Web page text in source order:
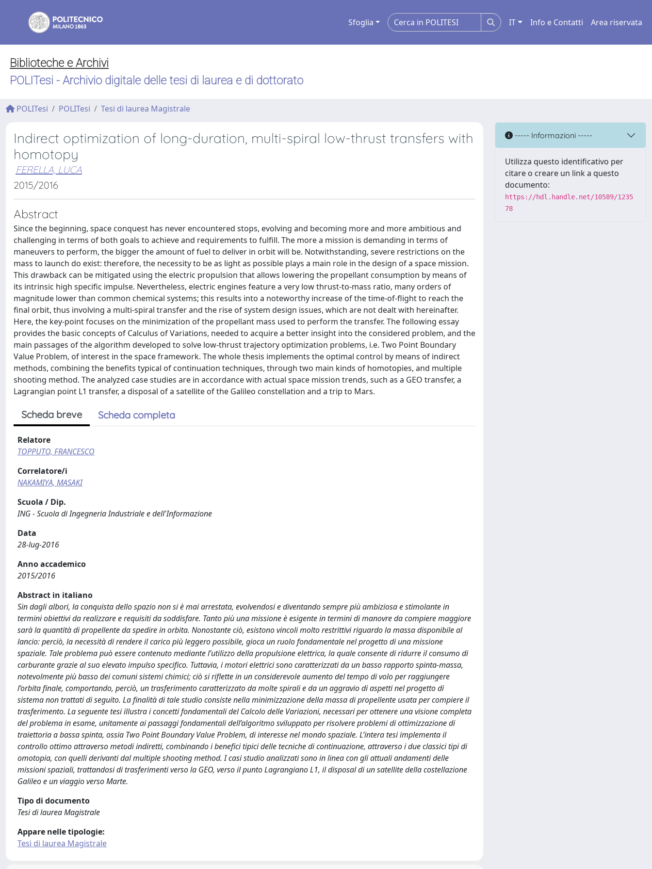
Sfoglia IT Info e Contatti Area riservata
Biblioteche e Archivi
POLITesi - Archivio digitale delle tesi di laurea e di dottorato
POLITesi POLITesi Tesi di laurea Magistrale
Indirect optimization of long-duration, multi-spiral low-thrust transfers with
homotopy
FERELLA, LUCA
2015/2016
Abstract
Since the beginning, space conquest has never encountered stops, evolving and becoming more and more ambitious and
challenging in terms of both goals to achieve and requirements to fulfill. The more a mission is demanding in terms of
maneuvers to perform, the bigger the amount of fuel to deliver in orbit will be. Notwithstanding, severe restrictions on the
mass to launch do exist: therefore, the necessity to be as light as possible plays a main role in the design of a space mission.
This drawback can be mitigated using the electric propulsion that allows lowering the propellant consumption by means of
its intrinsic high specific impulse. Nevertheless, electric engines feature a very low thrust-to-mass ratio, many orders of
magnitude lower than common chemical systems; this results into a noteworthy increase of the time-of-flight to reach the
final orbit, thus involving a multi-spiral transfer and the rise of system design issues, which are not dealt with hereinafter.
Here, the key-point focuses on the minimization of the propellant mass used to perform the transfer. The following essay
provides the basic concepts of Calculus of Variations, needed to acquire a better insight into the considered problem, and the
main passages of the algorithm developed to solve low-thrust trajectory optimization problems, i.e. Two Point Boundary
Value Problem, of interest in the space framework. The whole thesis implements the optimal control by means of indirect
methods, combining the benefits typical of continuation techniques, through two main kinds of homotopies, and multiple
shooting method. The analyzed case studies are in accordance with actual space mission trends, such as a GEO transfer, a
Lagrangian point L1 transfer, a disposal of a satellite of the Galileo constellation and a trip to Mars.
Scheda breve Scheda completa
Relatore
TOPPUTO, FRANCESCO
Correlatore/i
NAKAMIYA, MASAKI
Scuola / Dip.
ING - Scuola di Ingegneria Industriale e dell'Informazione
Data
28-lug-2016
Anno accademico
2015/2016
Abstract in italiano
Sin dagli albori, la conquista dello spazio non si è mai arrestata, evolvendosi e diventando sempre più ambiziosa e stimolante in
termini obiettivi da realizzare e requisiti da soddisfare. Tanto più una missione è esigente in termini di manovre da compiere maggiore
sarà la quantità di propellente da spedire in orbita. Nonostante ciò, esistono vincoli molto restrittivi riguardo la massa disponibile al
lancio: perciò, la necessità di rendere il carico più leggero possibile, gioca un ruolo fondamentale nel progetto di una missione
spaziale. Tale problema può essere contenuto mediante l’utilizzo della propulsione elettrica, la quale consente di ridurre il consumo di
carburante grazie al suo elevato impulso specifico. Tuttavia, i motori elettrici sono caratterizzati da un basso rapporto spinta-massa,
notevolmente più basso dei comuni sistemi chimici; ciò si riflette in un considerevole aumento del tempo di volo per raggiungere
l’orbita finale, comportando, perciò, un trasferimento caratterizzato da molte spirali e da un aggravio di aspetti nel progetto di
sistema non trattati di seguito. La finalità di tale studio consiste nella minimizzazione della massa di propellente usata per compiere il
trasferimento. La seguente tesi illustra i concetti fondamentali del Calcolo delle Variazioni, necessari per ottenere una visione completa
del problema in esame, unitamente ai passaggi fondamentali dell’algoritmo sviluppato per risolvere problemi di ottimizzazione di
traiettoria a bassa spinta, ossia Two Point Boundary Value Problem, di interesse nel mondo spaziale. L’intera tesi implementa il
controllo ottimo attraverso metodi indiretti, combinando i benefici tipici delle tecniche di continuazione, attraverso i due classici tipi di
omotopia, con quelli derivanti dal multiple shooting method. I casi studio analizzati sono in linea con gli attuali andamenti delle
missioni spaziali, trattandosi di trasferimenti verso la GEO, verso il punto Lagrangiano L1, il disposal di un satellite della costellazione
Galileo e un viaggio verso Marte.
Tipo di documento
Tesi di laurea Magistrale
Appare nelle tipologie:
Tesi di laurea Magistrale
----- Informazioni -----
Utilizza questo identificativo per
citare o creare un link a questo
documento:
https://hdl.handle.net/10589/1235
78